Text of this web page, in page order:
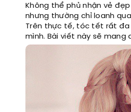
Không thể phủ nhận vẻ
nhưng thường chỉ loanh
Trên thực tế, tóc tết rất đa
mình. Bài viết này sẽ mang